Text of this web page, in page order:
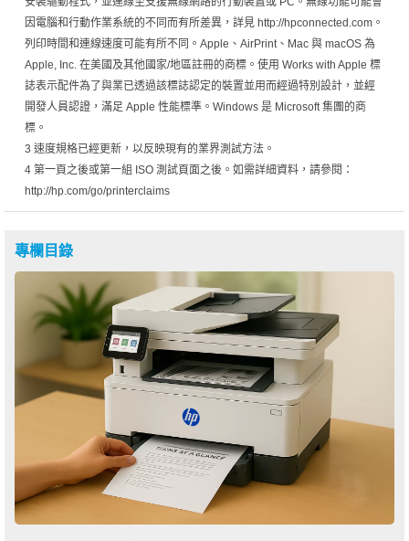
因電腦和行動作業系統的不同而有所差異，詳見 http://hpconnected.com。
列印時間和連線速度可能有所不同。Apple、AirPrint、Mac 與 macOS 為
Apple, Inc. 在美國及其他國家/地區註冊的商標。使用 Works with Apple 標
誌表示配件為了與業已透過該標誌認定的裝置並用而經過特別設計，並經
開發人員認證，滿足 Apple 性能標準。Windows 是 Microsoft 集團的商
標。
3 速度規格已經更新，以反映現有的業界測試方法。
4 第一頁之後或第一組 ISO 測試頁面之後。如需詳細資料，請參閱：
http://hp.com/go/printerclaims
專欄目錄